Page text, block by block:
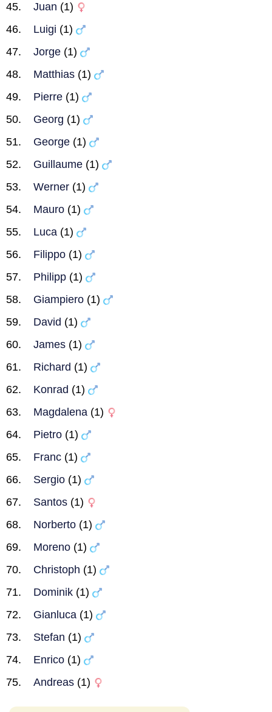
Juan (1)
Luigi (1)
Jorge (1)
Matthias (1)
Pierre (1)
Georg (1)
George (1)
Guillaume (1)
Werner (1)
Mauro (1)
Luca (1)
Filippo (1)
Philipp (1)
Giampiero (1)
David (1)
James (1)
Richard (1)
Konrad (1)
Magdalena (1)
Pietro (1)
Franc (1)
Sergio (1)
Santos (1)
Norberto (1)
Moreno (1)
Christoph (1)
Dominik (1)
Gianluca (1)
Stefan (1)
Enrico (1)
Andreas (1)